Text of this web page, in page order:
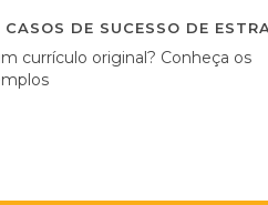
CASOS DE SUCESSO DE
currículo original? Conheça os